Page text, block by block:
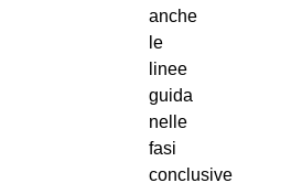
anche
le
linee
guida
nelle
fasi
conclusive